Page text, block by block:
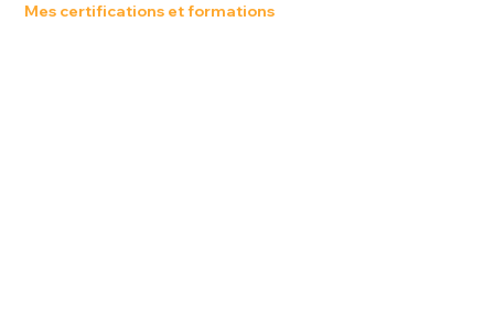
Mes certifications et formations